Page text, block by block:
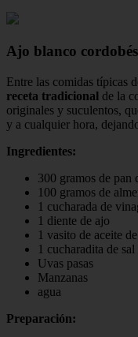
Ajo blanco cordobés
Entre las comidas típicas
receta tradicional de la
originales y suculentos,
y a cualquier hora,
Ingredientes:
300 gramos de pan
100 gramos de
1 cucharada de
1 diente de ajo
1 vasito de aceite
1 cucharadita de sal
Uvas pasas
Manzanas
agua
Preparación: